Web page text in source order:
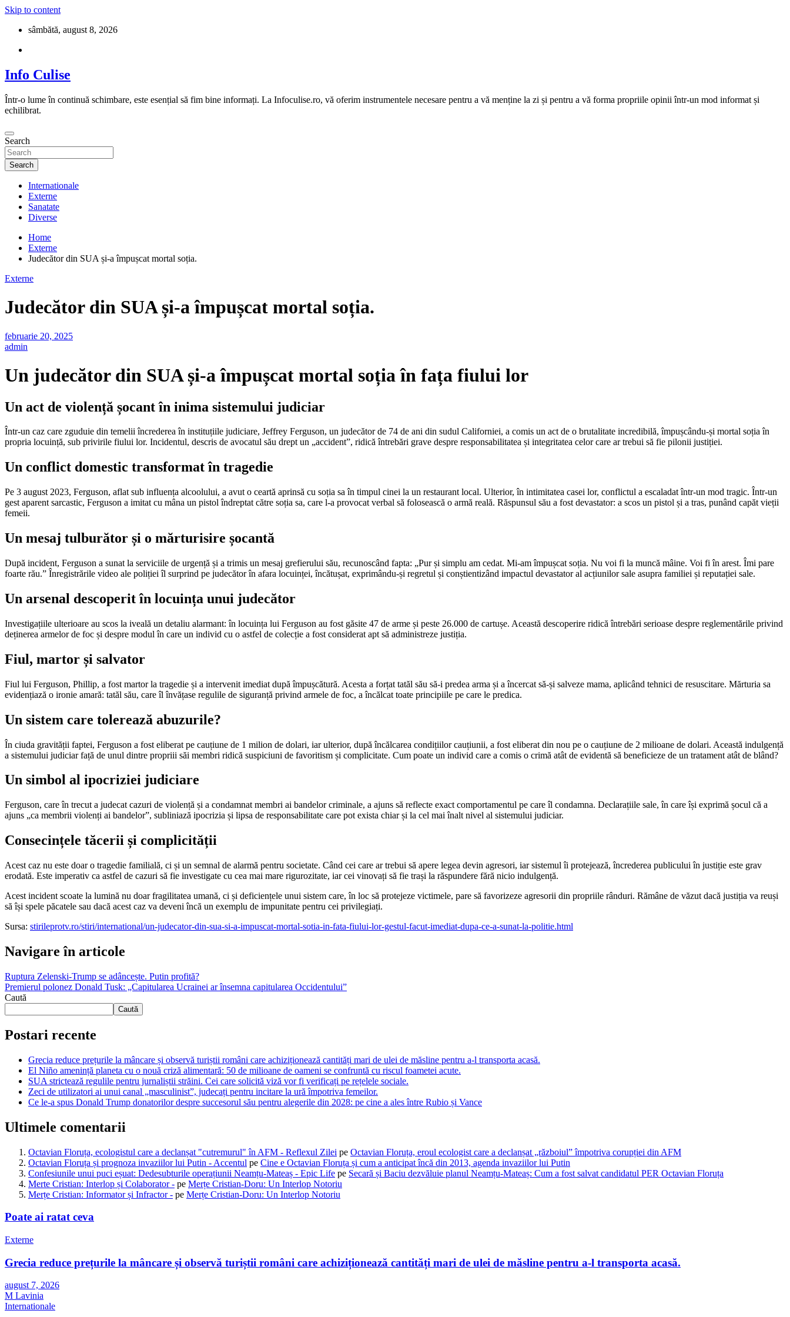
Skip to content
sâmbătă, august 8, 2026
Info Culise
Într-o lume în continuă schimbare, este esențial să fim bine informați. La Infoculise.ro, vă oferim instrumentele necesare pentru a vă menține la zi și pentru a vă forma propriile opinii într-un mod informat și
echilibrat.
Search
Search
Internationale
Externe
Sanatate
Diverse
Home
Externe
Judecător din SUA și-a împușcat mortal soția.
Externe
Judecător din SUA și-a împușcat mortal soția.
februarie 20, 2025
admin
Un judecător din SUA și-a împușcat mortal soția în fața fiului lor
Un act de violență șocant în inima sistemului judiciar
Într-un caz care zguduie din temelii încrederea în instituțiile judiciare, Jeffrey Ferguson, un judecător de 74 de ani din sudul Californiei, a comis un act de o brutalitate incredibilă, împușcându-și mortal soția în
propria locuință, sub privirile fiului lor. Incidentul, descris de avocatul său drept un „accident”, ridică întrebări grave despre responsabilitatea și integritatea celor care ar trebui să fie pilonii justiției.
Un conflict domestic transformat în tragedie
Pe 3 august 2023, Ferguson, aflat sub influența alcoolului, a avut o ceartă aprinsă cu soția sa în timpul cinei la un restaurant local. Ulterior, în intimitatea casei lor, conflictul a escaladat într-un mod tragic. Într-un
gest aparent sarcastic, Ferguson a imitat cu mâna un pistol îndreptat către soția sa, care l-a provocat verbal să folosească o armă reală. Răspunsul său a fost devastator: a scos un pistol și a tras, punând capăt vieții
femeii.
Un mesaj tulburător și o mărturisire șocantă
După incident, Ferguson a sunat la serviciile de urgență și a trimis un mesaj grefierului său, recunoscând fapta: „Pur și simplu am cedat. Mi-am împușcat soția. Nu voi fi la muncă mâine. Voi fi în arest. Îmi pare
foarte rău.” Înregistrările video ale poliției îl surprind pe judecător în afara locuinței, încătușat, exprimându-și regretul și conștientizând impactul devastator al acțiunilor sale asupra familiei și reputației sale.
Un arsenal descoperit în locuința unui judecător
Investigațiile ulterioare au scos la iveală un detaliu alarmant: în locuința lui Ferguson au fost găsite 47 de arme și peste 26.000 de cartușe. Această descoperire ridică întrebări serioase despre reglementările privind
deținerea armelor de foc și despre modul în care un individ cu o astfel de colecție a fost considerat apt să administreze justiția.
Fiul, martor și salvator
Fiul lui Ferguson, Phillip, a fost martor la tragedie și a intervenit imediat după împușcătură. Acesta a forțat tatăl său să-i predea arma și a încercat să-și salveze mama, aplicând tehnici de resuscitare. Mărturia sa
evidențiază o ironie amară: tatăl său, care îl învățase regulile de siguranță privind armele de foc, a încălcat toate principiile pe care le predica.
Un sistem care tolerează abuzurile?
În ciuda gravității faptei, Ferguson a fost eliberat pe cauțiune de 1 milion de dolari, iar ulterior, după încălcarea condițiilor cauțiunii, a fost eliberat din nou pe o cauțiune de 2 milioane de dolari. Această indulgență
a sistemului judiciar față de unul dintre propriii săi membri ridică suspiciuni de favoritism și complicitate. Cum poate un individ care a comis o crimă atât de evidentă să beneficieze de un tratament atât de blând?
Un simbol al ipocriziei judiciare
Ferguson, care în trecut a judecat cazuri de violență și a condamnat membri ai bandelor criminale, a ajuns să reflecte exact comportamentul pe care îl condamna. Declarațiile sale, în care își exprimă șocul că a
ajuns „ca membrii violenți ai bandelor”, subliniază ipocrizia și lipsa de responsabilitate care pot exista chiar și la cel mai înalt nivel al sistemului judiciar.
Consecințele tăcerii și complicității
Acest caz nu este doar o tragedie familială, ci și un semnal de alarmă pentru societate. Când cei care ar trebui să apere legea devin agresori, iar sistemul îi protejează, încrederea publicului în justiție este grav
erodată. Este imperativ ca astfel de cazuri să fie investigate cu cea mai mare rigurozitate, iar cei vinovați să fie trași la răspundere fără nicio indulgență.
Acest incident scoate la lumină nu doar fragilitatea umană, ci și deficiențele unui sistem care, în loc să protejeze victimele, pare să favorizeze agresorii din propriile rânduri. Rămâne de văzut dacă justiția va reuși
să își spele păcatele sau dacă acest caz va deveni încă un exemplu de impunitate pentru cei privilegiați.
Sursa: stirileprotv.ro/stiri/international/un-judecator-din-sua-si-a-impuscat-mortal-sotia-in-fata-fiului-lor-gestul-facut-imediat-dupa-ce-a-sunat-la-politie.html
Navigare în articole
Ruptura Zelenski-Trump se adâncește. Putin profită?
Premierul polonez Donald Tusk: „Capitularea Ucrainei ar însemna capitularea Occidentului”
Caută
Caută
Postari recente
Grecia reduce prețurile la mâncare și observă turiștii români care achiziționează cantități mari de ulei de măsline pentru a-l transporta acasă.
El Niño amenință planeta cu o nouă criză alimentară: 50 de milioane de oameni se confruntă cu riscul foametei acute.
SUA strictează regulile pentru jurnaliștii străini. Cei care solicită viză vor fi verificați pe rețelele sociale.
Zeci de utilizatori ai unui canal „masculinist”, judecați pentru incitare la ură împotriva femeilor.
Ce le-a spus Donald Trump donatorilor despre succesorul său pentru alegerile din 2028: pe cine a ales între Rubio și Vance
Ultimele comentarii
Octavian Floruța, ecologistul care a declanșat "cutremurul" în AFM - Reflexul Zilei pe Octavian Floruța, eroul ecologist care a declanșat „războiul” împotriva corupției din AFM
Octavian Floruța și prognoza invaziilor lui Putin - Accentul pe Cine e Octavian Floruța și cum a anticipat încă din 2013, agenda invaziilor lui Putin
Confesiunile unui puci eșuat: Dedesubturile operațiunii Neamțu-Mateaș - Epic Life pe Secară și Baciu dezvăluie planul Neamțu-Mateaș: Cum a fost salvat candidatul PER Octavian Floruța
Merte Cristian: Interlop și Colaborator - pe Merțe Cristian-Doru: Un Interlop Notoriu
Merțe Cristian: Informator și Infractor - pe Merțe Cristian-Doru: Un Interlop Notoriu
Poate ai ratat ceva
Externe
Grecia reduce prețurile la mâncare și observă turiștii români care achiziționează cantități mari de ulei de măsline pentru a-l transporta acasă.
august 7, 2026
M Lavinia
Internationale